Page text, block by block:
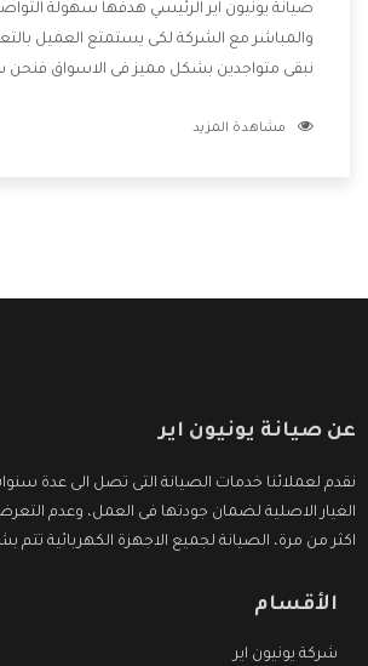
صيانة يونيون اير الرئيسي هدفها سهولة
والمباشر مع الشركة لكى يستمتع العميل
نبقى متواجدين بشكل مميز فى الاسواق فنحن
الشركة بها والتى تكون منها خدمة الصيانة
مشاهدة المزيد
عن صيانة يونيون اير
نقدم لعملائنا خدمات الصيانة التى تصل الى عدة
الغيار الاصلية لضمان جودتها فى العمل، وعدم
اكثر من مرة، الصيانة لجميع الاجهزة الكهربائية
الأقسام
شركة يونيون اير